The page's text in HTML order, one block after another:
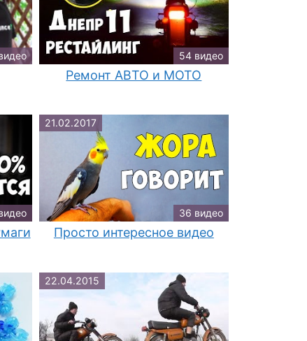
54 видео
Ремонт АВТО и МОТО
21.02.2017
36 видео
Просто интересное видео
22.04.2015